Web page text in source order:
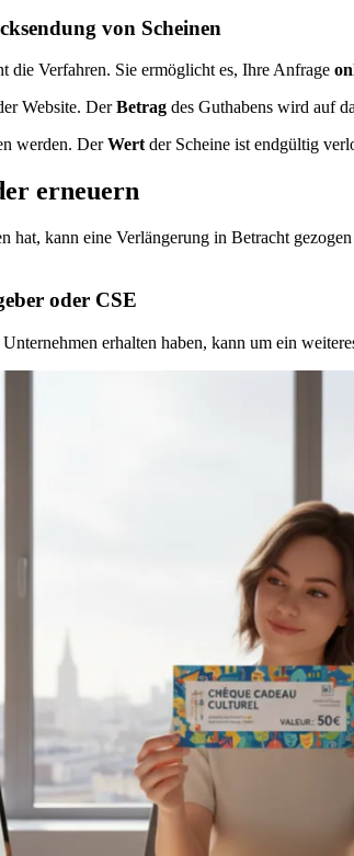
von Scheinen
die Verfahren. Sie ermöglicht es, Ihre Anfrage
Website. DerBetrag des Guthabens wird auf
werden. DerWert der Scheine ist endgültig
erneuern
hat, kann eine Verlängerung in Betracht
oder CSE
erhalten haben, kann um ein